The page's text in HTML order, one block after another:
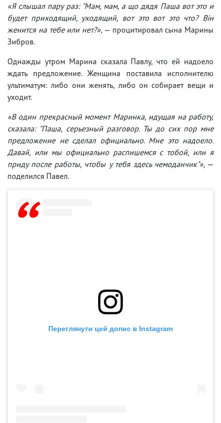
«Я слышал пару раз: "Мам, мам, а що дядя Паша вот это и
будет приходящий, уходящий, вот это вот это что? Він
женится на тебе или нет?», — процитировал сына Марины
Зибров.
Однажды утром Марина сказала Павлу, что ей надоело
ждать предложение. Женщина поставила исполнителю
ультиматум: либо они женять, либо он собирает вещи и
уходит.
«В один прекрасный момент Маринка, идущая на работу,
сказала: "Паша, серьезный разговор. Ты до сих пор мне
предложение не сделал официально. Мне это надоело.
Давай, или мы официально распишемся с тобой, или я
приду после работы, чтобы у тебя здесь чемоданчик"», —
поделился Павел.
Переглянути цей допис в Instagram